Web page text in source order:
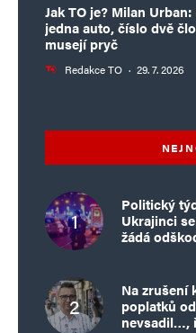
Jak TO je? Milan
jedna auto, číslo dvě
musejí pryč
Redakce TO · 29. 7. 2026
Politický
Ukrajinci
žádá
Na zrušení
poplatků
nevsadil…,